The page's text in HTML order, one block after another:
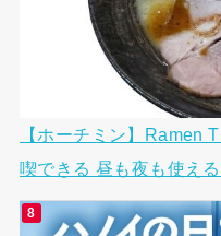
【ホーチミン】Ramen
喫できる 昼も夜も使え